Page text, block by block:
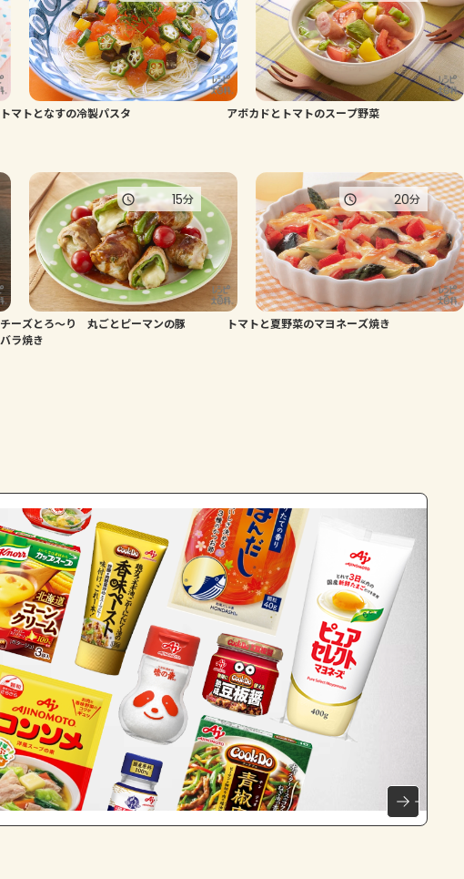
トマトとなすの冷製パスタ アボカドとトマトのスープ野菜
チーズとろ～り 丸ごとピーマンの豚
バラ焼き
15分
トマトと夏野菜のマヨネーズ焼き
20分